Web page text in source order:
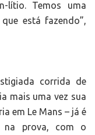
lítio. Temos uma
está fazendo”,
corrida de
mais uma vez sua
em Le Mans – já é
na prova, com o